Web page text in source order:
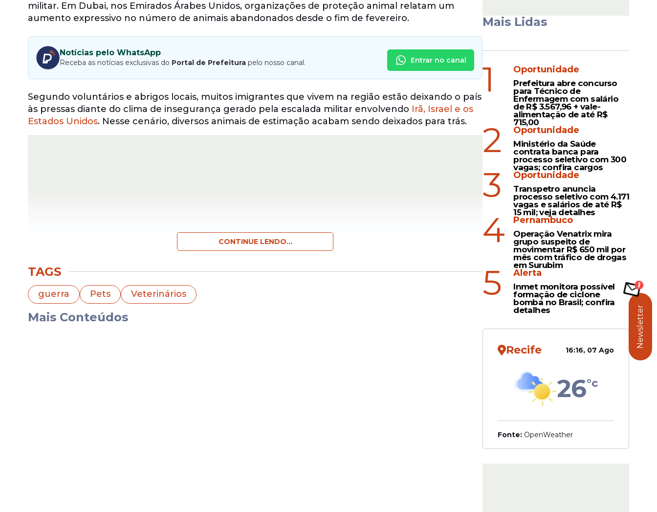
militar. Em Dubai, nos Emirados Árabes Unidos, organizações de proteção animal relatam um
aumento expressivo no número de animais abandonados desde o fim de fevereiro.
Notícias pelo WhatsApp
Receba as notícias exclusivas do Portal de Prefeitura pelo nosso canal. Entrar no canal
Segundo voluntários e abrigos locais, muitos imigrantes que vivem na região estão deixando o país
às pressas diante do clima de insegurança gerado pela escalada militar envolvendo Irã, Israel e os
Estados Unidos. Nesse cenário, diversos animais de estimação acabam sendo deixados para trás.
resgate afirmam que o número de animais abandonados nas últimas semanas cresceu de forma
significativa, criando um cenário considerado preocupante por voluntários.
Aumento de animais abandonados
CONTINUE LENDO...
TAGS
guerra Pets Veterinários
Mais Conteúdos
Mais Lidas
1 Oportunidade
Prefeitura abre concurso
para Técnico de
Enfermagem com salário
de R$ 3.567,96 + vale-
alimentação de até R$
715,00
2 Oportunidade
Ministério da Saúde
contrata banca para
processo seletivo com 300
vagas; confira cargos
3 Oportunidade
Transpetro anuncia
processo seletivo com 4.171
vagas e salários de até R$
15 mil; veja detalhes
4 Pernambuco
Operação Venatrix mira
grupo suspeito de
movimentar R$ 650 mil por
mês com tráfico de drogas
em Surubim
5 Alerta
Inmet monitora possível
formação de ciclone
bomba no Brasil; confira
detalhes
Recife 16:16, 07 Ago
26°c
Fonte: OpenWeather
Newsletter